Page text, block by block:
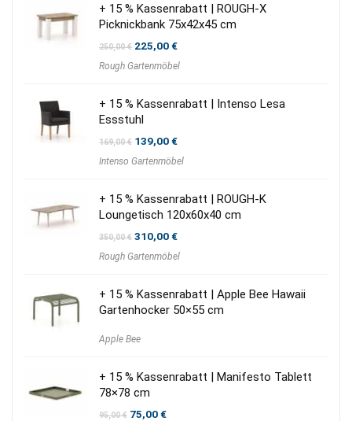
+ 15 % Kassenrabatt | ROUGH-X
Picknickbank 75x42x45 cm
250,00€ Ursprünglicher
war:
225,00€Aktueller
ist:
Rough Gartenmöbel
+ 15 % Kassenrabatt | Intenso Lesa
Essstuhl
169,00€ Ursprünglicher
war:
139,00€Aktueller
ist:
Intenso Gartenmöbel
+ 15 % Kassenrabatt | ROUGH-K
Loungetisch 120x60x40 cm
350,00€ Ursprünglicher
war:
310,00€Aktueller
ist:
Rough Gartenmöbel
+ 15 % Kassenrabatt | Apple Bee Hawaii
Gartenhocker 50×55 cm
Apple Bee
+ 15 % Kassenrabatt | Manifesto Tablett
78×78 cm
95,00€ Ursprünglicher
75,00€Aktueller